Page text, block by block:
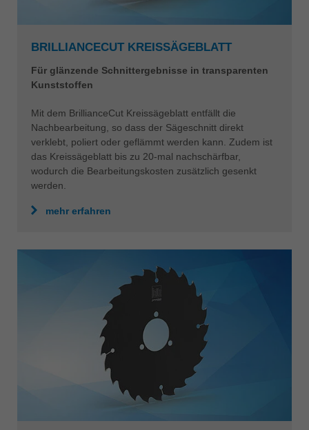
BRILLIANCECUT KREISSÄGEBLATT
Für glänzende Schnittergebnisse in transparenten
Kunststoffen
Mit dem BrillianceCut Kreissägeblatt entfällt die
Nachbearbeitung, so dass der Sägeschnitt direkt
verklebt, poliert oder geflämmt werden kann. Zudem ist
das Kreissägeblatt bis zu 20-mal nachschärfbar,
wodurch die Bearbeitungskosten zusätzlich gesenkt
werden.
mehr erfahren